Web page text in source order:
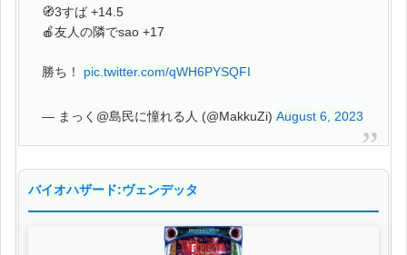
🧭3すば +14.5
🍎友人の隣でsao +17
勝ち！ pic.twitter.com/qWH6PYSQFI
— まっく@島民に憧れる人 (@MakkuZi)August 6, 2023
バイオハザード:ヴェンデッタ